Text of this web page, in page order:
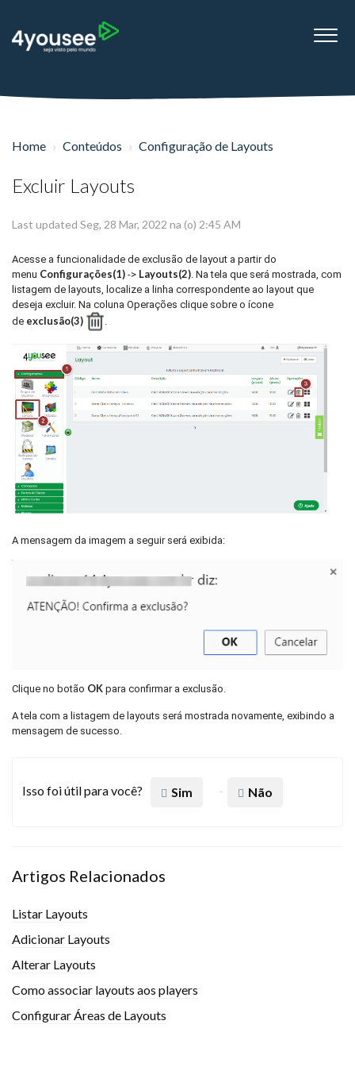
Home Conteúdos Configuração de Layouts
Excluir Layouts
Last updated Seg, 28 Mar, 2022 na (o) 2:45 AM
Acesse a funcionalidade de exclusão de layout a partir do
menu Configurações(1) -> Layouts(2) . Na tela que será mostrada, com
listagem de layouts, localize a linha correspondente ao layout que
deseja excluir. Na coluna Operações clique sobre o ícone
de exclusão(3)
A mensagem da imagem a seguir será exibida:
Clique no botão OK para confirmar a exclusão.
A tela com a listagem de layouts será mostrada novamente, exibindo a
mensagem de sucesso.
Isso foi útil para você? Sim Não
Artigos Relacionados
Listar Layouts
Adicionar Layouts
Alterar Layouts
Como associar layouts aos players
Configurar Áreas de Layouts